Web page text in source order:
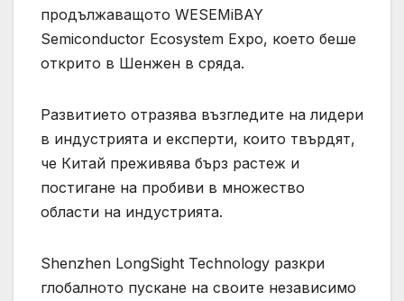
продължаващото WESEMiBAY
Semiconductor Ecosystem Expo, което беше
открито в Шенжен в сряда.
Развитието отразява възгледите на лидери
в индустрията и експерти, които твърдят,
че Китай преживява бърз растеж и
постигане на пробиви в множество
области на индустрията.
Shenzhen LongSight Technology разкри
глобалното пускане на своите независимо